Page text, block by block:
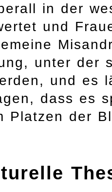
in der
und
unter der
und es
dass es
Platzen der